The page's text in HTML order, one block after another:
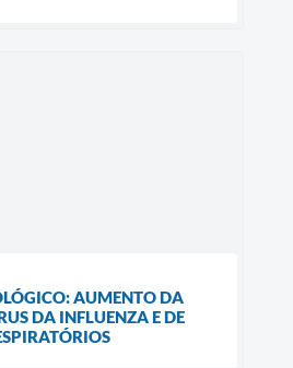
AUMENTO DA
DA INFLUENZA E DE